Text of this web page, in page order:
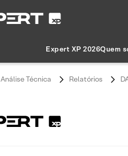
Expert XP 2026Quem
Análise Técnica Relatórios